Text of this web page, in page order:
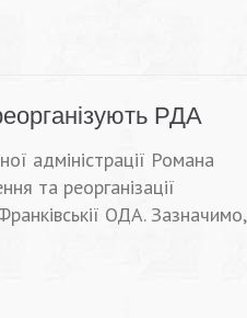
РДА
адміністрації Романа
та реорганізації
ОДА. Зазначимо,